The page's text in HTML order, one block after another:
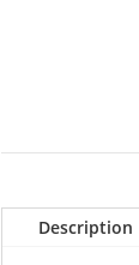
Description